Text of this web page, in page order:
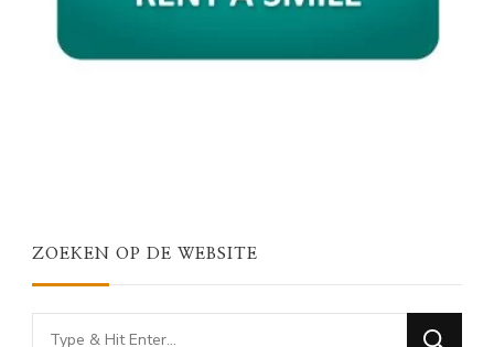
ZOEKEN OP DE WEBSITE
Looking